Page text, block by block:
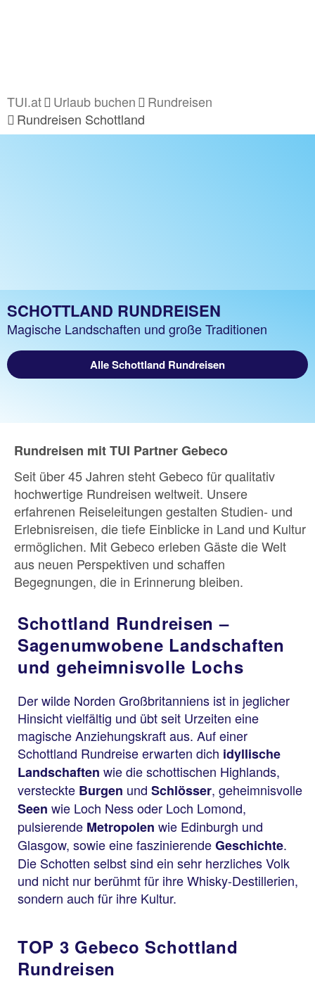
TUI.at Urlaub buchen
Rundreisen
Rundreisen Schottland
SCHOTTLAND RUNDREISEN
Magische Landschaften und große Traditionen
Alle Schottland Rundreisen
Rundreisen mit TUI Partner Gebeco
Seit über 45 Jahren steht Gebeco für qualitativ
hochwertige Rundreisen weltweit. Unsere
erfahrenen Reiseleitungen gestalten Studien- und
Erlebnisreisen, die tiefe Einblicke in Land und Kultur
ermöglichen. Mit Gebeco erleben Gäste die Welt
aus neuen Perspektiven und schaffen
Begegnungen, die in Erinnerung bleiben.
Schottland Rundreisen –
Sagenumwobene Landschaften
und geheimnisvolle Lochs
Der wilde Norden Großbritanniens ist in jeglicher
Hinsicht vielfältig und übt seit Urzeiten eine
magische Anziehungskraft aus. Auf einer
Schottland Rundreise erwarten dich idyllische
Landschaften wie die schottischen Highlands,
versteckte Burgen und Schlösser, geheimnisvolle
Seen wie Loch Ness oder Loch Lomond,
pulsierende Metropolen wie Edinburgh und
Glasgow, sowie eine faszinierendeGeschichte.
Die Schotten selbst sind ein sehr herzliches Volk
und nicht nur berühmt für ihre Whisky-Destillerien,
sondern auch für ihre Kultur.
TOP 3 Gebeco Schottland
Rundreisen